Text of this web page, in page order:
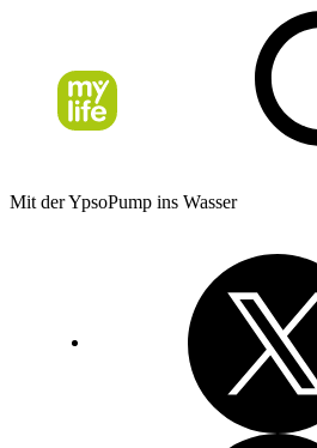
Mit der YpsoPump ins Wasser